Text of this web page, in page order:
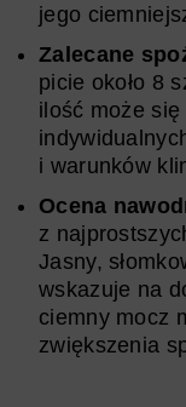
jego
Zalecane
picie około 8
ilość może
i warunków
Ocena
z
Jasny,
wskazuje na
ciemny mocz
zwiększenia